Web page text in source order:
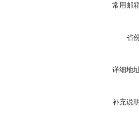
常用邮
省
详细地
补充说